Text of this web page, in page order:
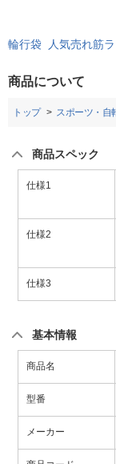
輪行袋 人気売れ筋
商品について
トップ スポーツ・自
商品スペック
仕様1
仕様2
仕様3
基本情報
商品名
型番
メーカー